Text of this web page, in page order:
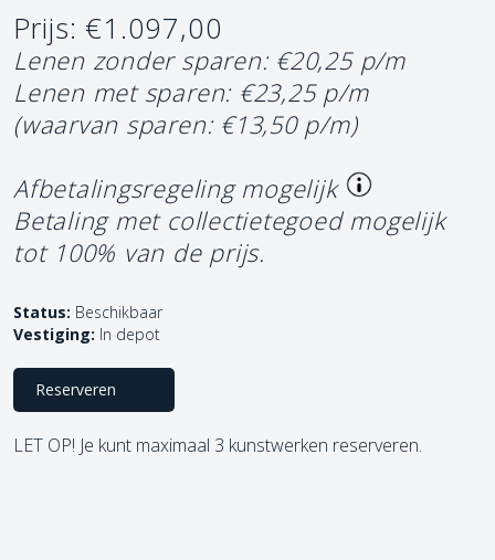
Prijs: €1.097,00
Lenen zonder sparen: €20,25 p/m
Lenen met sparen: €23,25 p/m
(waarvan sparen: €13,50 p/m)
Afbetalingsregeling mogelijk
Betaling met collectietegoed mogelijk
tot 100% van de prijs.
Status: Beschikbaar
Vestiging: In depot
Reserveren
LET OP! Je kunt maximaal 3 kunstwerken reserveren.